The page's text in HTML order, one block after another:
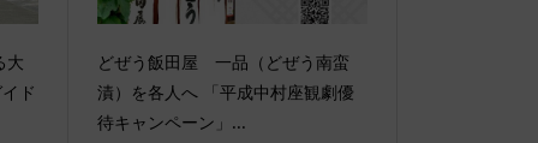
大
ド
どぜう飯田屋 一品（どぜう南蛮
漬）を各人へ 「平成中村座観劇優
待キャンペーン」...